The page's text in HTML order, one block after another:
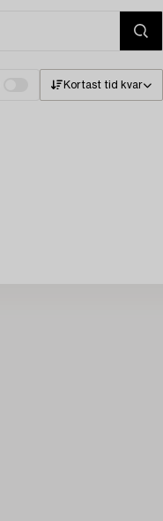
Kortast tid kvar